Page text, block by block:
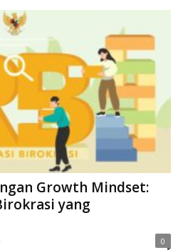
Growth Mindset:
yang
0